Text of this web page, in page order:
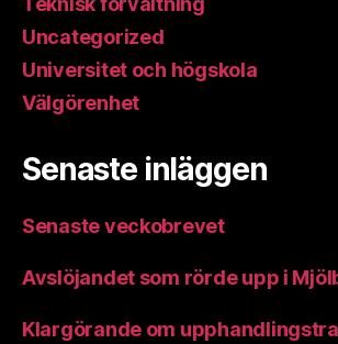
Uncategorized
Universitet och högskola
Välgörenhet
Senaste inläggen
Senaste veckobrevet
Avslöjandet som rörde upp i
Klargörande om